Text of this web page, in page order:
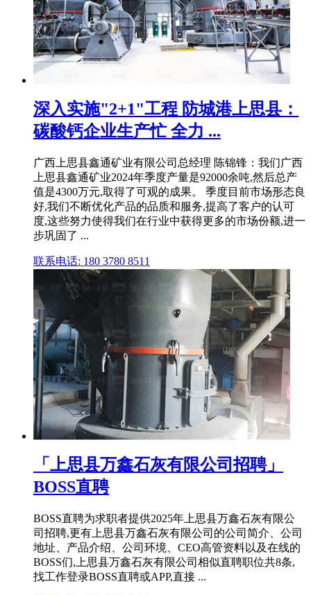
深入实施"2+1"工程 防城港上思县：
碳酸钙企业生产忙 全力 ...
广西上思县鑫通矿业有限公司总经理 陈锦锋：我们广西
上思县鑫通矿业2024年季度产量是92000余吨,然后总产
值是4300万元,取得了可观的成果。 季度目前市场形态良
好,我们不断优化产品的品质和服务,提高了客户的认可
度,这些努力使得我们在行业中获得更多的市场份额,进一
步巩固了 ...
联系电话: 180 3780 8511
「上思县万鑫石灰有限公司招聘」
BOSS直聘
BOSS直聘为求职者提供2025年上思县万鑫石灰有限公
司招聘,更有上思县万鑫石灰有限公司的公司简介、公司
地址、产品介绍、公司环境、CEO高管资料以及在线的
BOSS们,上思县万鑫石灰有限公司相似直聘职位共8条,
找工作登录BOSS直聘或APP,直接 ...